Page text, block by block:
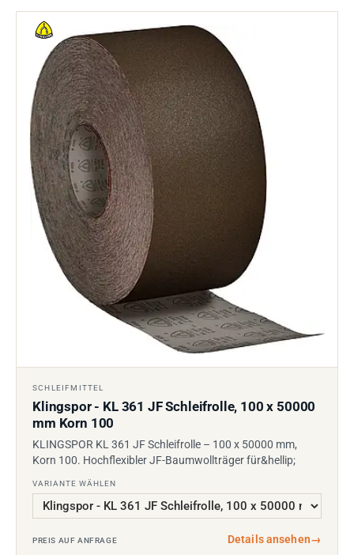
SCHLEIFMITTEL
Klingspor - KL 361 JF Schleifrolle, 100 x 50000
mm Korn 100
KLINGSPOR KL 361 JF Schleifrolle – 100 x 50000 mm,
Korn 100. Hochflexibler JF-Baumwollträger für&hellip;
VARIANTE WÄHLEN
PREIS AUF ANFRAGE Details ansehen→